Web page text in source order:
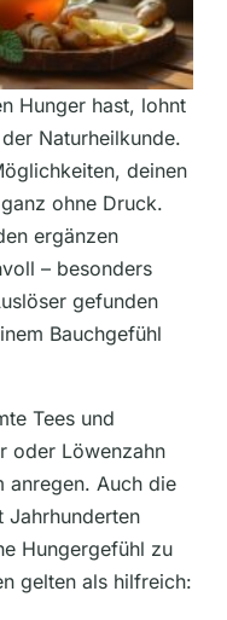
Hunger hast, lohnt
Naturheilkunde.
deinen
ohne Druck.
ergänzen
– besonders
gefunden
Bauchgefühl
Tees und
oder Löwenzahn
anregen. Auch die
Jahrhunderten
Hungergefühl zu
gelten als hilfreich: